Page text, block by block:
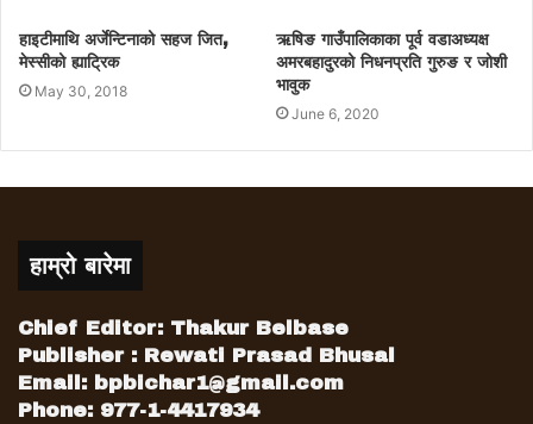
हाइटीमाथि अर्जेन्टिनाको सहज जित,
मेस्सीको ह्याट्रिक
May 30, 2018
ऋषिङ गाउँपालिकाका पूर्व वडाअध्यक्ष
अमरबहादुरको निधनप्रति गुरुङ र जोशी
भावुक
June 6, 2020
हाम्रो बारेमा
Chief Editor: Thakur Belbase
Publisher : Rewati Prasad Bhusal
Email: bpbichar1@gmail.com
Phone: 977-1-4417934